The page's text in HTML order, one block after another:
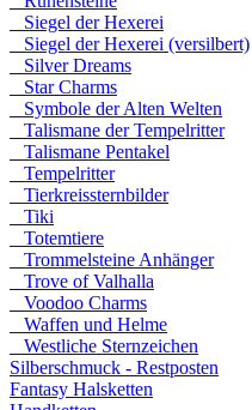
Siegel der Hexerei
Siegel der Hexerei (versilbert)
Silver Dreams
Star Charms
Symbole der Alten Welten
Talismane der Tempelritter
Talismane Pentakel
Tempelritter
Tierkreissternbilder
Tiki
Totemtiere
Trommelsteine Anhänger
Trove of Valhalla
Voodoo Charms
Waffen und Helme
Westliche Sternzeichen
Silberschmuck - Restposten
Fantasy Halsketten